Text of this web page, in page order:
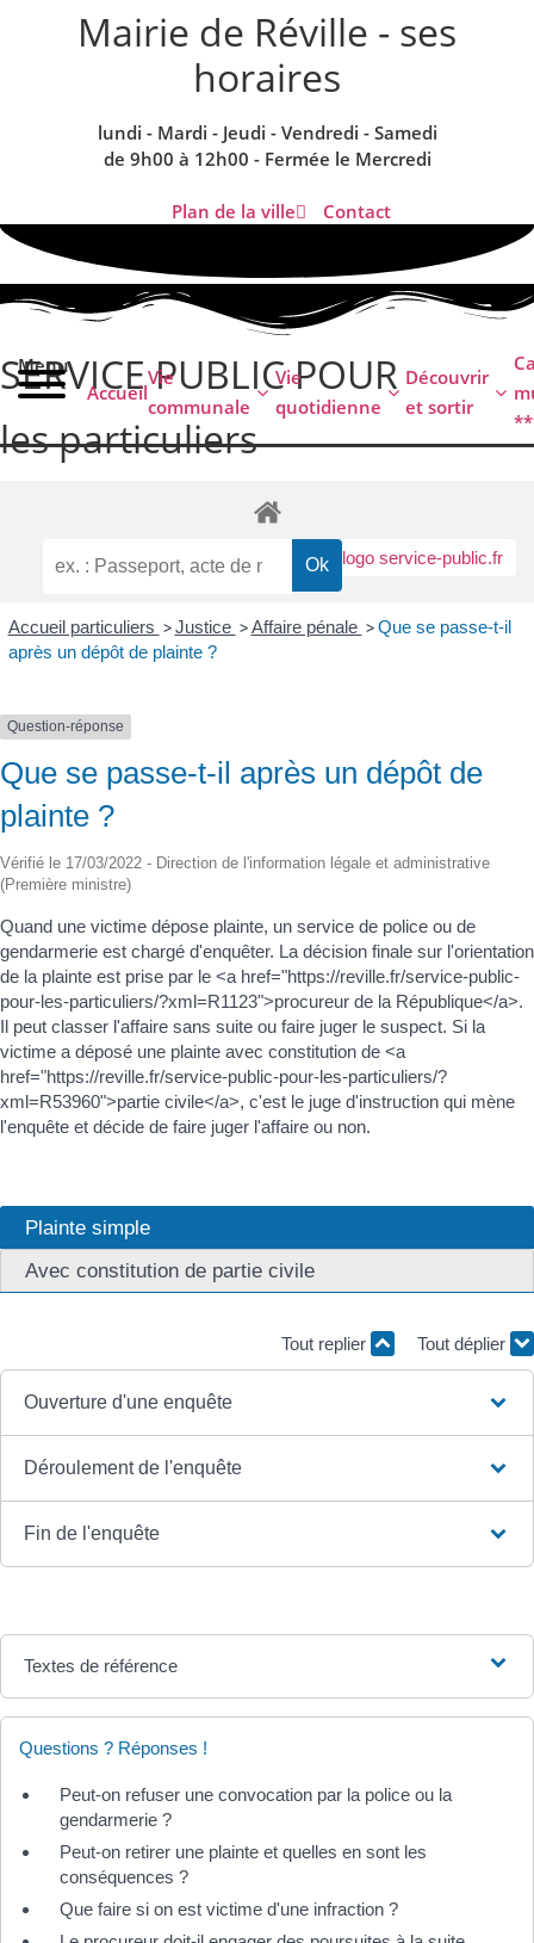
Mairie de Réville - ses
horaires
lundi - Mardi - Jeudi - Vendredi - Samedi
de 9h00 à 12h00 - Fermée le Mercredi
Plan de la ville Contact
Menu
Accueil
Vie
communale
Vie
quotidienne
Découvrir
et sortir
SERVICE PUBLIC POUR​
les particuliers
Accueil particuliers > Justice > Affaire pénale > Que se passe-t-il
après un dépôt de plainte ?
Question-réponse
Que se passe-t-il après un dépôt de
plainte ?
Vérifié le 17/03/2022 - Direction de l'information légale et administrative
(Première ministre)
Quand une victime dépose plainte, un service de police ou de
gendarmerie est chargé d'enquêter. La décision finale sur l'orientation
de la plainte est prise par le <a href="https://reville.fr/service-public-
pour-les-particuliers/?xml=R1123">procureur de la République</a>.
Il peut classer l'affaire sans suite ou faire juger le suspect. Si la
victime a déposé une plainte avec constitution de <a
href="https://reville.fr/service-public-pour-les-particuliers/?
xml=R53960">partie civile</a>, c'est le juge d'instruction qui mène
l'enquête et décide de faire juger l'affaire ou non.
Plainte simple
Avec constitution de partie civile
Tout replier Tout déplier
Ouverture d'une enquête
Déroulement de l'enquête
Fin de l'enquête
Textes de référence
Questions ? Réponses !
Peut-on refuser une convocation par la police ou la
gendarmerie ?
Peut-on retirer une plainte et quelles en sont les
conséquences ?
Que faire si on est victime d'une infraction ?